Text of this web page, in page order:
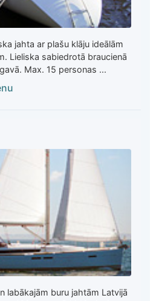
jahta ar plašu klāju ideālām
Lieliska sabiedrotā braucienā
Max. 15 personas ...
labākajām buru jahtām Latvijā